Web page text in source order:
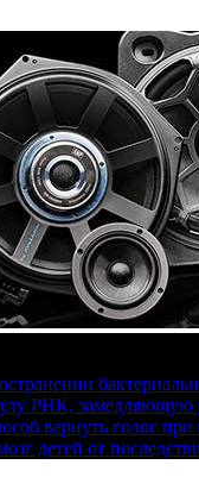
РНК, замедляющую
вернуть голос при
детей от